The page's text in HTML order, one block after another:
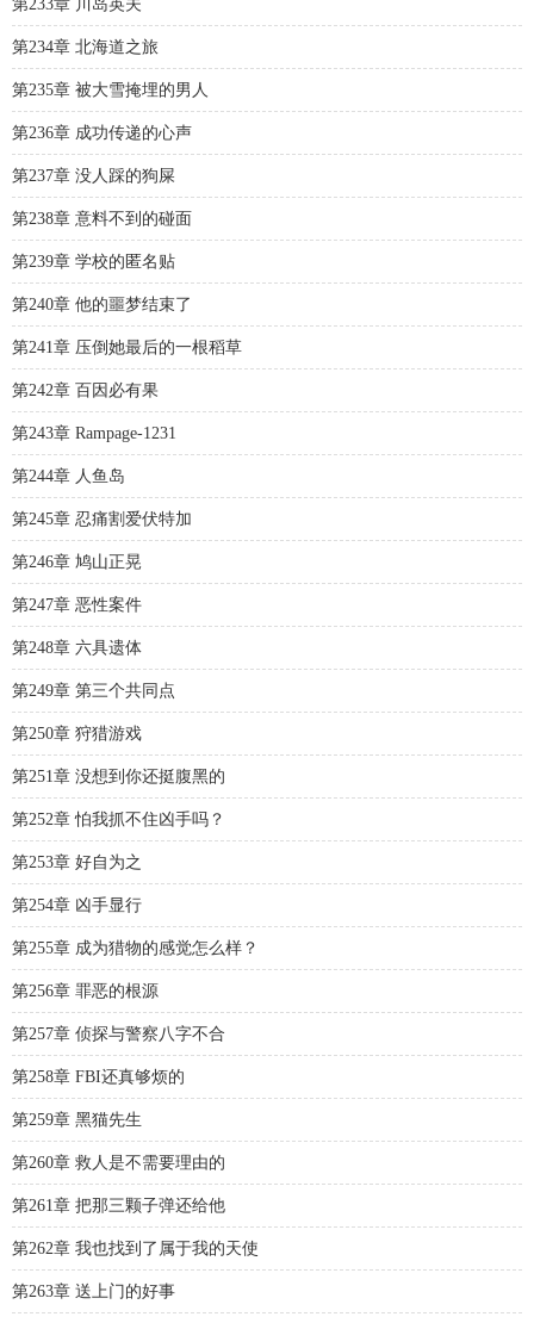
第233章 川岛英夫
第234章 北海道之旅
第235章 被大雪掩埋的男人
第236章 成功传递的心声
第237章 没人踩的狗屎
第238章 意料不到的碰面
第239章 学校的匿名贴
第240章 他的噩梦结束了
第241章 压倒她最后的一根稻草
第242章 百因必有果
第243章 Rampage-1231
第244章 人鱼岛
第245章 忍痛割爱伏特加
第246章 鸠山正晃
第247章 恶性案件
第248章 六具遗体
第249章 第三个共同点
第250章 狩猎游戏
第251章 没想到你还挺腹黑的
第252章 怕我抓不住凶手吗？
第253章 好自为之
第254章 凶手显行
第255章 成为猎物的感觉怎么样？
第256章 罪恶的根源
第257章 侦探与警察八字不合
第258章 FBI还真够烦的
第259章 黑猫先生
第260章 救人是不需要理由的
第261章 把那三颗子弹还给他
第262章 我也找到了属于我的天使
第263章 送上门的好事